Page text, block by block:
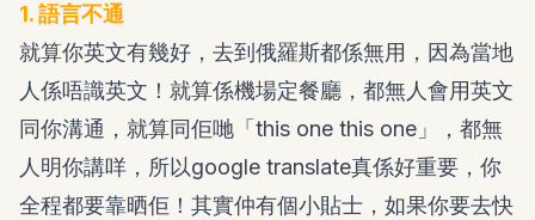
1. 語言不通
就算你英文有幾好，去到俄羅斯都係無用，因為當地
人係唔識英文！就算係機場定餐廳，都無人會用英文
同你溝通，就算同佢哋「this one this one」，都無
人明你講咩，所以google translate真係好重要，你
全程都要靠晒佢！其實仲有個小貼士，如果你要去快